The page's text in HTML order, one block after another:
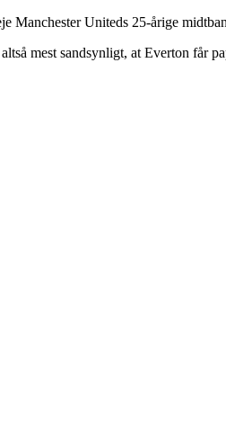
Manchester Uniteds 25-årige
mest sandsynligt, at Everton får